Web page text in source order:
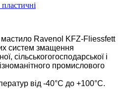
мастило Ravenol KFZ-Fliessfett
систем змащення
сільськогогосподарської і
промислового
від -40°C до +100°C.